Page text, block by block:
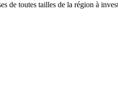
toutes tailles de la région à